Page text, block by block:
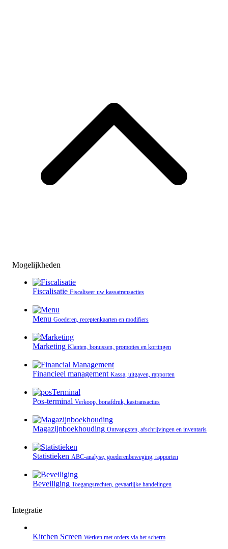
Mogelijkheden
Fiscalisatie Fiscaliseer uw kassatransacties
Menu Goederen, receptenkaarten en modifiers
Marketing Klanten, bonussen, promoties en kortingen
Financieel management Kassa, uitgaven, rapporten
Pos-terminal Verkoop, bonafdruk, kastransacties
Magazijnboekhouding Ontvangsten, afschrijvingen en inventaris
Statistieken ABC-analyse, goederenbeweging, rapporten
Beveiliging Toegangsrechten, gevaarlijke handelingen
Integratie
Kitchen Screen Werken met orders via het scherm